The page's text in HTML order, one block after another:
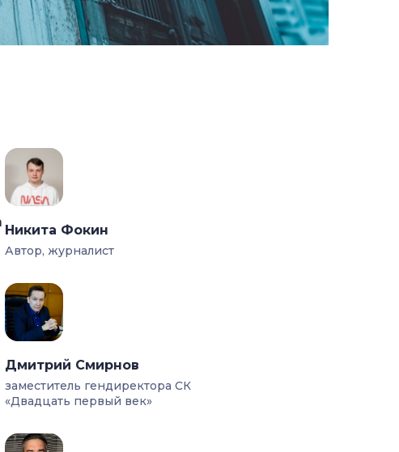
Никита Фокин
Автор, журналист
Дмитрий Смирнов
заместитель гендиректора СК
«Двадцать первый век»